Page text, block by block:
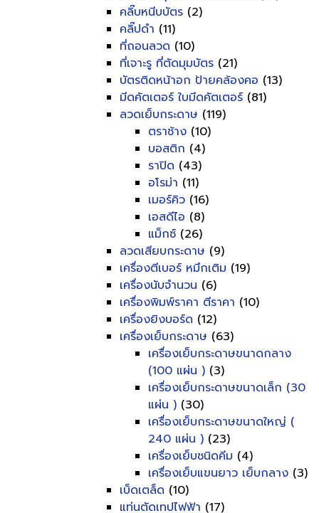
คลิ๊บหนีบบัตร (2)
คลิ๊ปดำ (11)
ที่ถอนลวด (10)
ที่เจาะรู ที่ตัดมุมบัตร (21)
บัตรติดหน้าอก ป้ายคล้องคอ (13)
มีดคัตเตอร์ ใบมีดคัตเตอร์ (81)
ลวดเย็บกระดาษ (119)
ตราช้าง (10)
บอสติก (4)
ราปิด (43)
อโรม่า (11)
เมอร์คิว (16)
เอสดีไอ (8)
แม็กซ์ (26)
ลวดเสียบกระดาษ (9)
เครื่องตีเบอร์ หมึกเติม (19)
เครื่องนับจำนวน (6)
เครื่องพิมพ์ราคา ตีราคา (10)
เครื่องยิงบอร์ด (12)
เครื่องเย็บกระดาษ (63)
เครื่องเย็บกระดาษขนาดกลาง
(100 แผ่น ) (3)
เครื่องเย็บกระดาษขนาดเล็ก (30
แผ่น ) (30)
เครื่องเย็บกระดาษขนาดใหญ่ (
240 แผ่น ) (23)
เครื่องเย็บชนิดคีม (4)
เครื่องเย็บแขนยาว เย็บกลาง (3)
เบ็ดเตล็ด (10)
แท่นตัดเทปไฟฟ้า (17)